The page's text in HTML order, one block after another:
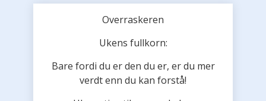
Overraskeren
Ukens fullkorn:
Bare fordi du er den du er, er du mer
verdt enn du kan forstå!